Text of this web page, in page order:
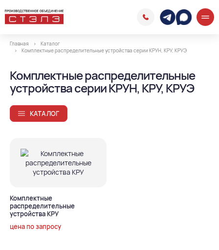
Главная
Каталог
Комплектные распределительные устройства серии КРУН, КРУ, КРУЭ
Комплектные распределительные
устройства серии КРУН, КРУ, КРУЭ
КАТАЛОГ
Комплектные
распределительные
устройства КРУ
цена по запросу